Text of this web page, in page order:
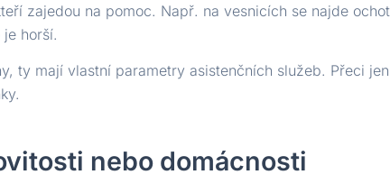
zajedou na pomoc. Např. na vesnicích se najde
horší.
ty mají vlastní parametry asistenčních služeb. Přeci
nebo domácnosti